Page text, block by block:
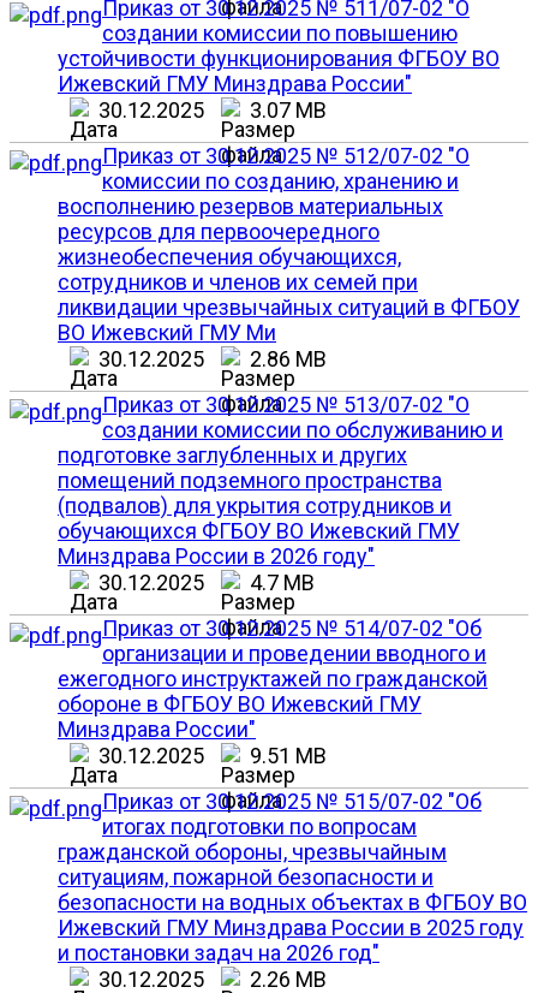
Приказ от 30.12.2025 № 511/07-02 "О
создании комиссии по повышению
устойчивости функционирования ФГБОУ ВО
Ижевский ГМУ Минздрава России"
30.12.2025
3.07 MB
Приказ от 30.12.2025 № 512/07-02 "О
комиссии по созданию, хранению и
восполнению резервов материальных
ресурсов для первоочередного
жизнеобеспечения обучающихся,
сотрудников и членов их семей при
ликвидации чрезвычайных ситуаций в ФГБОУ
ВО Ижевский ГМУ Ми
30.12.2025
2.86 MB
Приказ от 30.12.2025 № 513/07-02 "О
создании комиссии по обслуживанию и
подготовке заглубленных и других
помещений подземного пространства
(подвалов) для укрытия сотрудников и
обучающихся ФГБОУ ВО Ижевский ГМУ
Минздрава России в 2026 году"
30.12.2025
4.7 MB
Приказ от 30.12.2025 № 514/07-02 "Об
организации и проведении вводного и
ежегодного инструктажей по гражданской
обороне в ФГБОУ ВО Ижевский ГМУ
Минздрава России"
30.12.2025
9.51 MB
Приказ от 30.12.2025 № 515/07-02 "Об
итогах подготовки по вопросам
гражданской обороны, чрезвычайным
ситуациям, пожарной безопасности и
безопасности на водных объектах в ФГБОУ ВО
Ижевский ГМУ Минздрава России в 2025 году
и постановки задач на 2026 год"
30.12.2025
2.26 MB